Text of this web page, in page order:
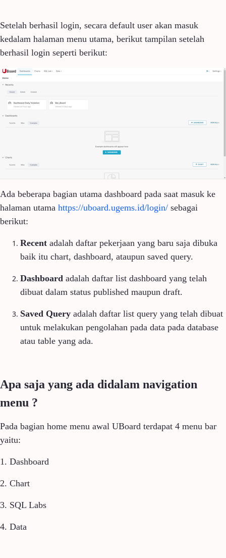
Setelah berhasil login, secara default user akan masuk
kedalam halaman menu utama, berikut tampilan setelah
berhasil login seperti berikut:
Ada beberapa bagian utama dashboard pada saat masuk ke
halaman utama https://uboard.ugems.id/login/ sebagai
berikut:
Recent adalah daftar pekerjaan yang baru saja dibuka
baik itu chart, dashboard, ataupun saved query.
Dashboard adalah daftar list dashboard yang telah
dibuat dalam status published maupun draft.
Saved Query adalah daftar list query yang telah dibuat
untuk melakukan pengolahan pada data pada database
atau table yang ada.
Apa saja yang ada didalam navigation
menu ?
Pada bagian home menu awal UBoard terdapat 4 menu bar
yaitu:
1. Dashboard
2. Chart
3. SQL Labs
4. Data